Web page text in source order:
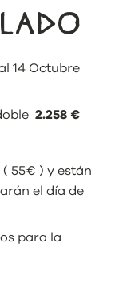
14 Octubre
2.258 €
55€ ) y están
el día de
para la